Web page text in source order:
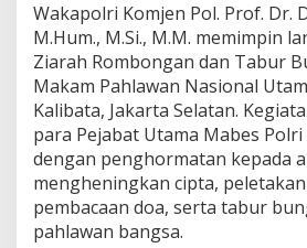
l
r
i
P
i
m
p
i
n
i
a
Wakapolri Komjen Pol. Prof. Dr.
M.Hum., M.Si., M.M. memimpin
Ziarah Rombongan dan Tabur
Makam Pahlawan Nasional
Kalibata, Jakarta Selatan.
para Pejabat Utama Mabes Polri
dengan penghormatan kepada
mengheningkan cipta,
pembacaan doa, serta tabur
pahlawan bangsa.